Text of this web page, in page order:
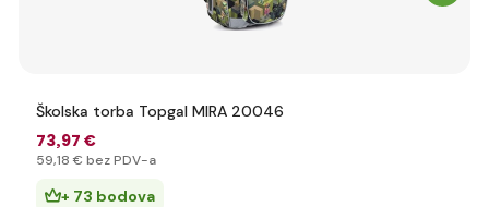
Školska torba Topgal MIRA 20046
73,97 €
59,18 € bez PDV-a
+ 73 bodova